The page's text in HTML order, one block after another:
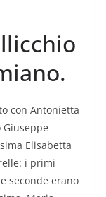
con Antonietta
Giuseppe
Elisabetta
i primi
seconde erano